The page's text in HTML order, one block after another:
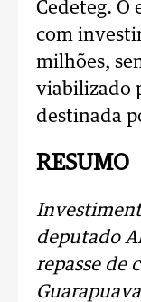
Cedeteg. O
com
milhões,
viabilizado
destinada
RESUMO
deputado
repasse de